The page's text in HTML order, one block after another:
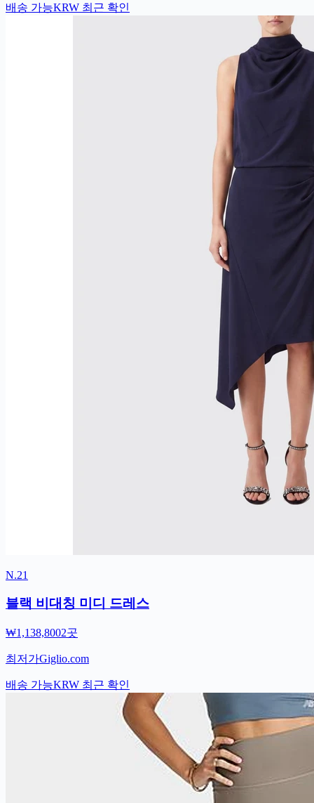
배송 가능KRW 최근 확인
N.21
블랙 비대칭 미디 드레스
₩1,138,8002곳
최저가Giglio.com
배송 가능KRW 최근 확인